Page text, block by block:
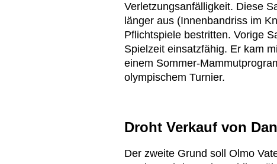
Verletzungsanfälligkeit. Diese
länger aus (Innenbandriss im
Pflichtspiele bestritten. Vorige
Spielzeit einsatzfähig. Er kam
einem Sommer-
olympischem Turnier.
Droht Verkauf von
Der zweite Grund soll Olmo